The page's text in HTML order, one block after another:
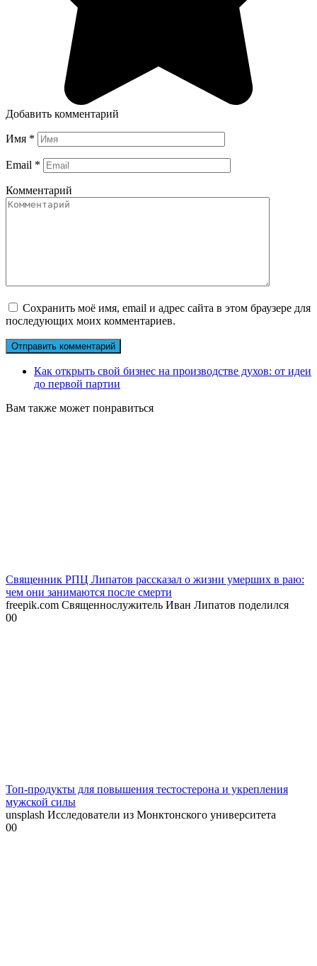
Добавить комментарий
Имя *
Email *
Комментарий
Сохранить моё имя, email и адрес сайта в этом браузере для
последующих моих комментариев.
Как открыть свой бизнес на производстве духов: от идеи
до первой партии
Вам также может понравиться
Священник РПЦ Липатов рассказал о жизни умерших в раю:
чем они занимаются после смерти
freepik.com Священнослужитель Иван Липатов поделился
00
Топ-продукты для повышения тестостерона и укрепления
мужской силы
unsplash Исследователи из Монктонского университета
00